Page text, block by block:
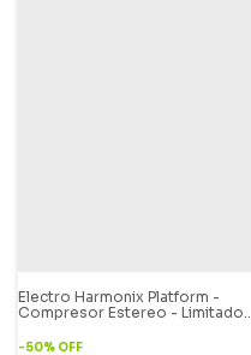
Electro Harmonix Platform -
Compresor Estereo - Limitador
-50% OFF